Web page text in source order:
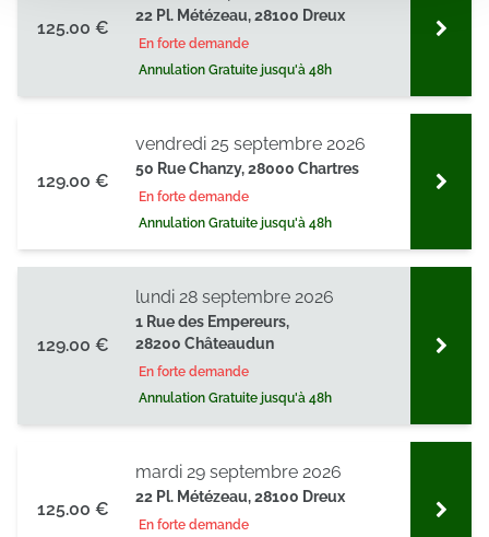
notre site avec nos partenaires de médias sociaux, de
publicité et d'analyse, qui peuvent combiner celles-ci
avec d'autres informations que vous leur avez fournies
125.00 €
22 Pl. Métézeau, 28100 Dreux
En forte demande
Annulation Gratuite jusqu'à 48h
129.00 €
50 Rue Chanzy, 28000 Chartres
En forte demande
Annulation Gratuite jusqu'à 48h
vendredi 25 septembre 2026
129.00 €
1 Rue des Empereurs,
28200 Châteaudun
En forte demande
Annulation Gratuite jusqu'à 48h
lundi 28 septembre 2026
125.00 €
22 Pl. Métézeau, 28100 Dreux
En forte demande
mardi 29 septembre 2026